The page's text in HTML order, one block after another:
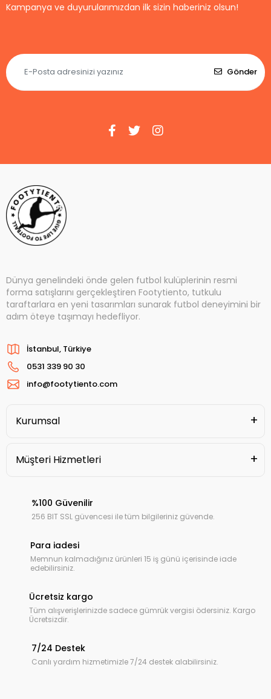
Kampanya ve duyurularımızdan ilk sizin haberiniz olsun!
Gönder
Dünya genelindeki önde gelen futbol kulüplerinin resmi
forma satışlarını gerçekleştiren Footytiento, tutkulu
taraftarlara en yeni tasarımları sunarak futbol deneyimini bir
adım öteye taşımayı hedefliyor.
İstanbul, Türkiye
0531 339 90 30
info@footytiento.com
Kurumsal
Müşteri Hizmetleri
%100 Güvenilir
256 BIT SSL güvencesi ile tüm bilgileriniz güvende.
Para iadesi
Memnun kalmadığınız ürünleri 15 iş günü içerisinde iade
edebilirsiniz.
Ücretsiz kargo
Tüm alışverişlerinizde sadece gümrük vergisi ödersiniz. Kargo
Ücretsizdir.
7/24 Destek
Canlı yardım hizmetimizle 7/24 destek alabilirsiniz.